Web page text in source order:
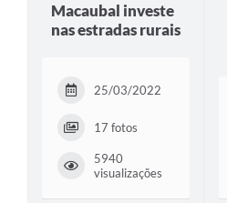
Macaubal investe
nas estradas rurais
25/03/2022
17 fotos
5940
visualizações